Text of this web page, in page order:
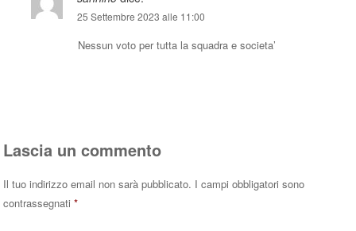
25 Settembre 2023 alle 11:00
Nessun voto per tutta la squadra e societa’
Lascia un commento
Il tuo indirizzo email non sarà pubblicato. I campi obbligatori sono
contrassegnati*